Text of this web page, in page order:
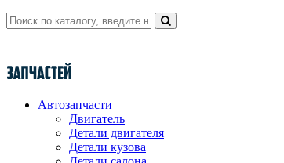
Автозапчасти
Двигатель
Детали двигателя
Детали кузова